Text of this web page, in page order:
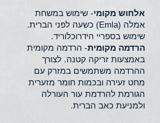
אלחוש מקומי- שימוש במשחת
אמלה (Emla) כשעה לפני הברית.
שימוש בספריי הידרוכלוריד.
הרדמה מקומית- הרדמה מקומית
באמצעות זריקה קטנה. לצורך
ההרדמה משתמשים במזרק עם
מחט זעירה ובכמות חומר מזערית
הגורמת להרדמת עור העורלה
ולמניעת כאב הברית.